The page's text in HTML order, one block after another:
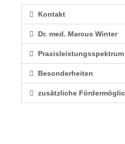
Kontakt
Dr. med. Marcus Winter
Praxisleistungsspektrum
Besonderheiten
zusätzliche